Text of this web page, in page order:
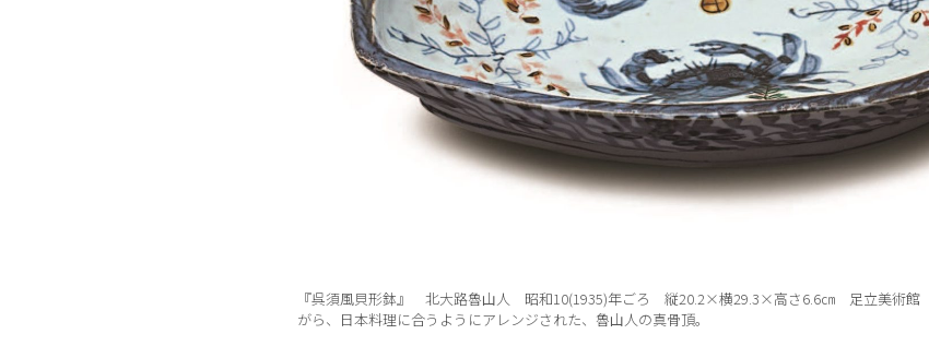
『呉須風貝形鉢』 北大路魯山人 昭和10(1935)年ごろ 縦20.2×横29.3×高さ6.6㎝ 足立美術館
がら、日本料理に合うようにアレンジされた、魯山人の真骨頂。